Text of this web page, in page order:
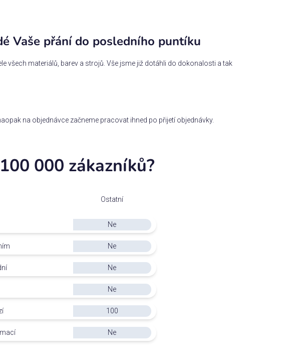
Vaše přání do posledního puntíku
všech materiálů, barev a strojů. Vše jsme již dotáhli do dokonalosti a tak
na objednávce začneme pracovat ihned po přijetí objednávky.
000 zákazníků?
Ostatní
Ne
Ne
Ne
Ne
100
Ne